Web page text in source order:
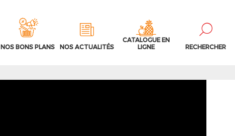
NOS BONS PLANS NOS ACTUALITÉS
CATALOGUE EN
LIGNE
RECHERCHER